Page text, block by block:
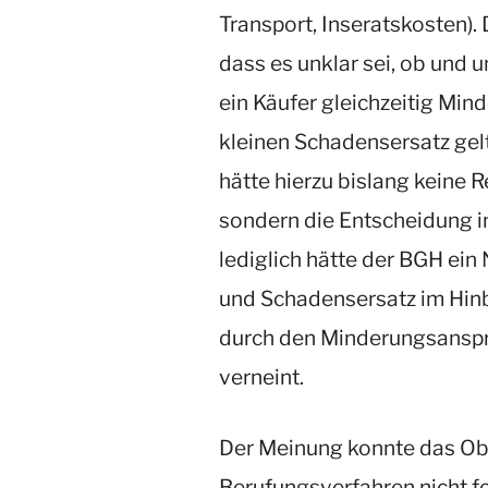
Transport,
dass es unklar sei, ob und
ein Käufer gleichzeitig
kleinen Schadensersatz
hätte hierzu bislang keine
sondern die Entscheidung
lediglich hätte der BGH
und Schadensersatz im
durch den
verneint.
Der Meinung konnte das